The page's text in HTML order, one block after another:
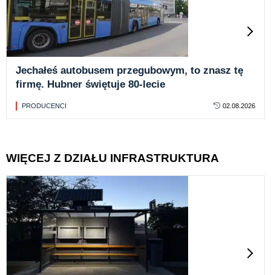
Jechałeś autobusem przegubowym, to znasz tę
firmę. Hubner świętuje 80-lecie
PRODUCENCI 02.08.2026
WIĘCEJ Z DZIAŁU INFRASTRUKTURA